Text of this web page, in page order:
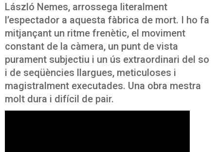
László Nemes, arrossega literalment
l’espectador a aquesta fàbrica de mort. I ho fa
mitjançant un ritme frenètic, el moviment
constant de la càmera, un punt de vista
purament subjectiu i un ús extraordinari del so
i de seqüències llargues, meticuloses i
magistralment executades. Una obra mestra
molt dura i difícil de pair.